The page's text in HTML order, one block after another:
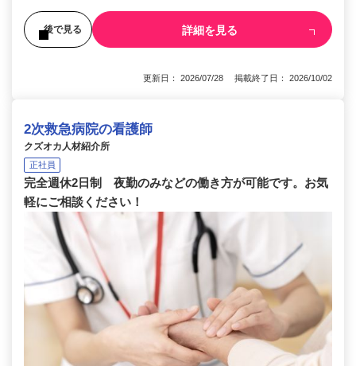
後で見る 詳細を見る
更新日： 2026/07/28 掲載終了日： 2026/10/02
2次救急病院の看護師
クズオカ人材紹介所
正社員
完全週休2日制 夜勤のみなどの働き方が可能です。お気
軽にご相談ください！